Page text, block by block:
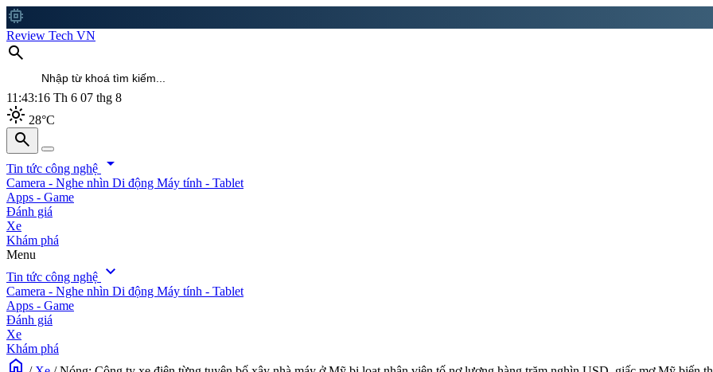
memory
Review Tech VN
search
11:43:18 Th 6 07 thg 8
light_mode 28°C
search
search
Tin tức công nghệ arrow_drop_down
Camera - Nghe nhìn Di động Máy tính - Tablet
Apps - Game
Đánh giá
Xe
Khám phá
Menu
Tin tức công nghệ expand_more
Camera - Nghe nhìn Di động Máy tính - Tablet
Apps - Game
Đánh giá
Xe
Khám phá
home